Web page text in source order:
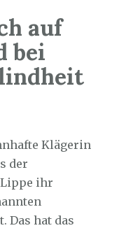
auf
bei
Klägerin
der
ihr
Das hat das